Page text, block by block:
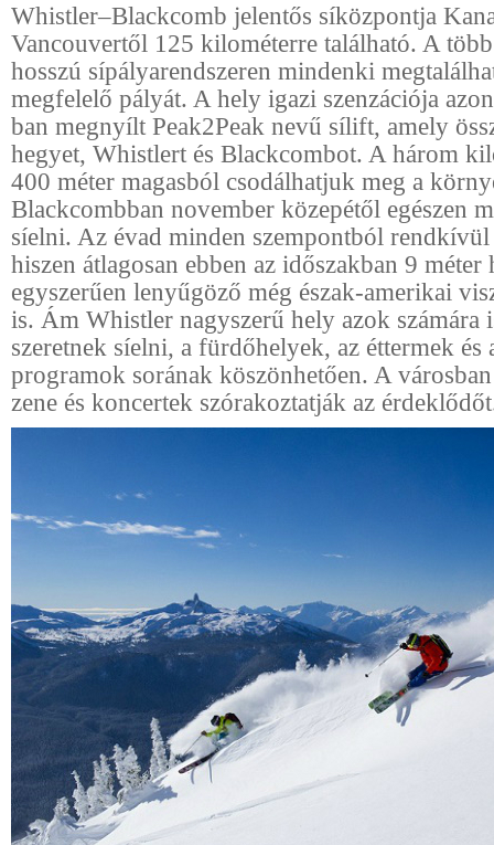
Whistler–Blackcomb jelentős síközpontja
Vancouvertől 125 kilométerre található. A
hosszú sípályarendszeren mindenki
megfelelő pályát. A hely igazi szenzációja
ban megnyílt Peak2Peak nevű sílift, amely
hegyet, Whistlert és Blackcombot. A három
400 méter magasból csodálhatjuk meg a
Blackcombban november közepétől egészen
síelni. Az évad minden szempontból
hiszen átlagosan ebben az időszakban 9 méter
egyszerűen lenyűgöző még észak-amerikai
is. Ám Whistler nagyszerű hely azok számára
szeretnek síelni, a fürdőhelyek, az éttermek és
programok sorának köszönhetően. A
zene és koncertek szórakoztatják az